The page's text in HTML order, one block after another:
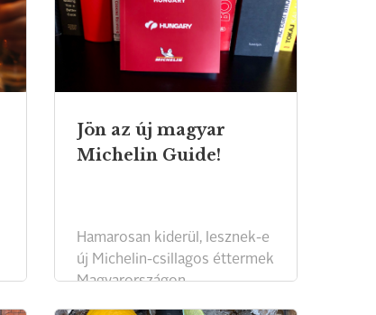
Jön az új magyar
Michelin Guide!
Hamarosan kiderül, lesznek-e
új Michelin-csillagos éttermek
Magyarországon.